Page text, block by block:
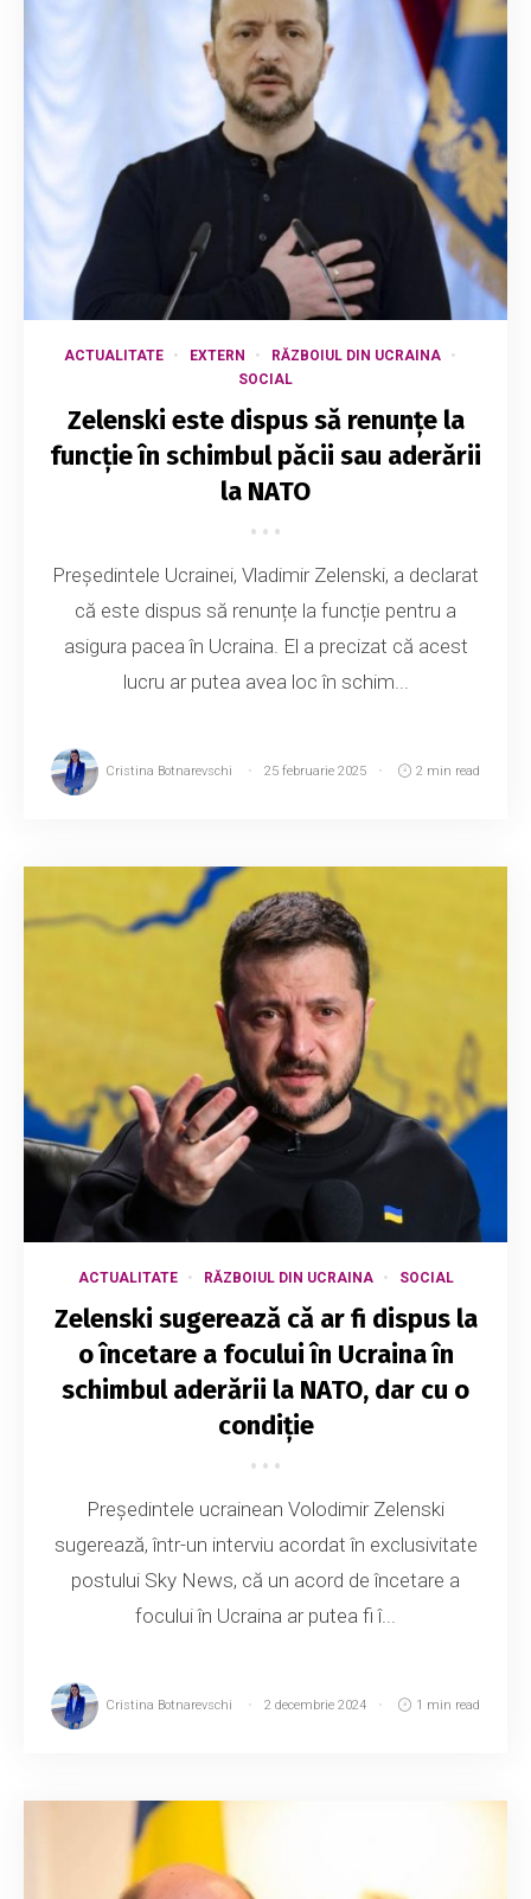
ACTUALITATE EXTERN
RĂZBOIUL DIN UCRAINA
SOCIAL
Zelenski este dispus să renunțe la
funcție în schimbul păcii sau aderării
la NATO
Președintele Ucrainei, Vladimir Zelenski, a declarat
că este dispus să renunțe la funcție pentru a
asigura pacea în Ucraina. El a precizat că acest
lucru ar putea avea loc în schim...
Cristina Botnarevschi 25 februarie 2025 2 min read
ACTUALITATE RĂZBOIUL DIN UCRAINA SOCIAL
Zelenski sugerează că ar fi dispus la
o încetare a focului în Ucraina în
schimbul aderării la NATO, dar cu o
condiție
Președintele ucrainean Volodimir Zelenski
sugerează, într-un interviu acordat în exclusivitate
postului Sky News, că un acord de încetare a
focului în Ucraina ar putea fi î...
Cristina Botnarevschi 2 decembrie 2024 1 min read